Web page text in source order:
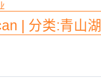
| 分类:青山